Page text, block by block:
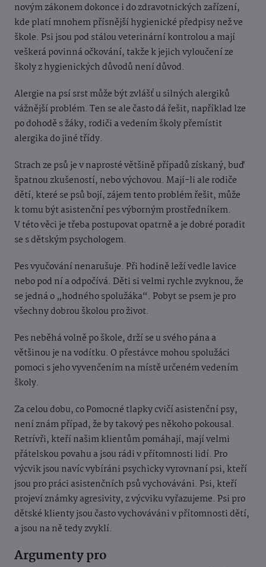
novým zákonem dokonce i do zdravotnických zařízení,
kde platí mnohem přísnější hygienické předpisy než ve
škole. Psi jsou pod stálou veterinární kontrolou a mají
veškerá povinná očkování, takže k jejich vyloučení ze
školy z hygienických důvodů není důvod.
Alergie na psí srst může být zvlášť u silných alergiků
vážnější problém. Ten se ale často dá řešit, například lze
po dohodě s žáky, rodiči a vedením školy přemístit
alergika do jiné třídy.
Strach ze psů je v naprosté většině případů získaný, buď
špatnou zkušeností, nebo výchovou. Mají-li ale rodiče
dětí, které se psů bojí, zájem tento problém řešit, může
k tomu být asistenční pes výborným prostředníkem.
V této věci je třeba postupovat opatrně a je dobré poradit
se s dětským psychologem.
Pes vyučování nenarušuje. Při hodině leží vedle lavice
nebo pod ní a odpočívá. Děti si velmi rychle zvyknou, že
se jedná o „hodného spolužáka“. Pobyt se psem je pro
všechny dobrou školou pro život.
Pes neběhá volně po škole, drží se u svého pána a
většinou je na vodítku. O přestávce mohou spolužáci
pomoci s jeho vyvenčením na místě určeném vedením
školy.
Za celou dobu, co Pomocné tlapky cvičí asistenční psy,
není znám případ, že by takový pes někoho pokousal.
Retrívři, kteří našim klientům pomáhají, mají velmi
přátelskou povahu a jsou rádi v přítomnosti lidí. Pro
výcvik jsou navíc vybíráni psychicky vyrovnaní psi, kteří
jsou pro práci asistenčních psů vychováváni. Psi, kteří
projeví známky agresivity, z výcviku vyřazujeme. Psi pro
dětské klienty jsou často vychováváni v přítomnosti dětí,
a jsou na ně tedy zvyklí.
Argumenty pro